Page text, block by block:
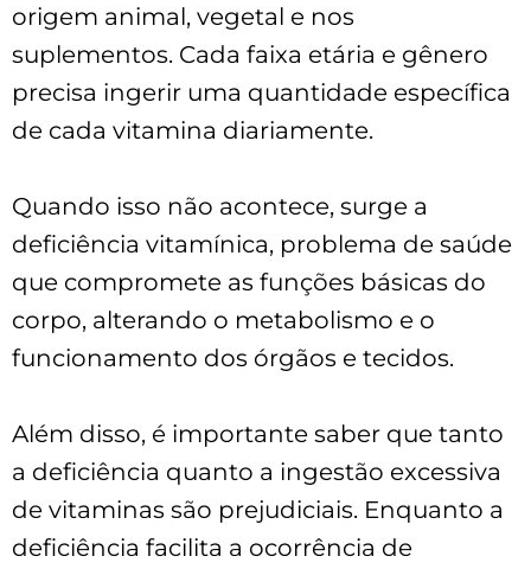
origem animal, vegetal e nos
suplementos. Cada faixa etária e gênero
precisa ingerir uma quantidade específica
de cada vitamina diariamente.
Quando isso não acontece, surge a
deficiência vitamínica, problema de saúde
que compromete as funções básicas do
corpo, alterando o metabolismo e o
funcionamento dos órgãos e tecidos.
Além disso, é importante saber que tanto
a deficiência quanto a ingestão excessiva
de vitaminas são prejudiciais. Enquanto a
deficiência facilita a ocorrência de